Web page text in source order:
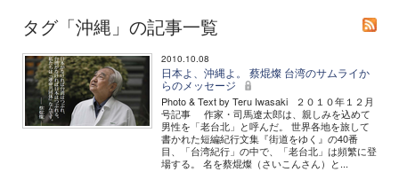
タグ「沖縄」の記事一覧
2010.10.08
日本よ、沖縄よ。 蔡焜燦 台湾のサムライか
らのメッセージ
Photo & Text by Teru Iwasaki ２０１０年１２月
号記事 作家・司馬遼太郎は、親しみを込めて
男性を「老台北」と呼んだ。 世界各地を旅して
書かれた短編紀行文集『街道をゆく』の40番
目、「台湾紀行」の中で、「老台北」は頻繁に登
場する。 名を蔡焜燦（さいこんさん）と...